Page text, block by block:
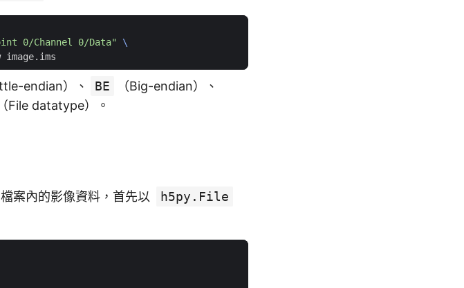
0/Channel 0/Data"
endian）、 BE
（Big-endian）、
（File datatype）。
案內的影像資料，首先以
h5py.File